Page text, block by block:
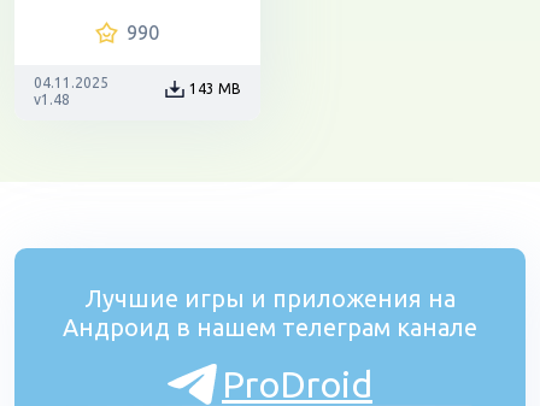
990
04.11.2025
v1.48
143 MB
Лучшие игры и приложения на
Андроид в нашем телеграм канале
ProDroid